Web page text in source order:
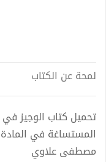
لمحة عن الكتاب
تحميل كتاب الوجيز في
مصطفى علاوي